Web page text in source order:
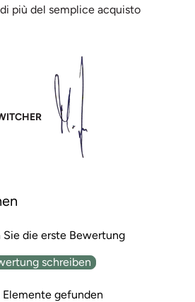
più del semplice acquisto
Sie die erste Bewertung
schreiben
Elemente gefunden